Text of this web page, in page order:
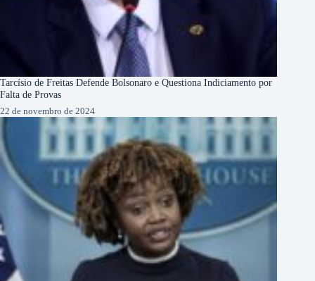
Tarcísio de Freitas Defende Bolsonaro e Questiona Indiciamento por
Falta de Provas
22 de novembro de 2024